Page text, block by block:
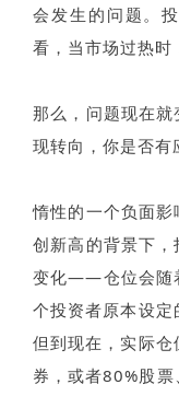
会发生的问题。
看，当市场过热时
那么，问题现在
现转向，你是否有
惰性的一个负面
创新高的背景下
变化——仓位会随
个投资者原本设定
但到现在，实际
券，或者80%股